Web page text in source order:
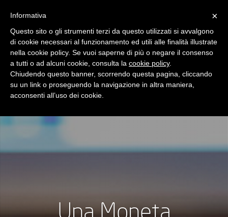
Toggle
×
Informativa
Questo sito o gli strumenti terzi da questo utilizzati si avvalgono
di cookie necessari al funzionamento ed utili alle finalità illustrate
nella cookie policy. Se vuoi saperne di più o negare il consenso
a tutti o ad alcuni cookie, consulta la cookie policy.
Chiudendo questo banner, scorrendo questa pagina, cliccando
su un link o proseguendo la navigazione in altra maniera,
acconsenti all’uso dei cookie.